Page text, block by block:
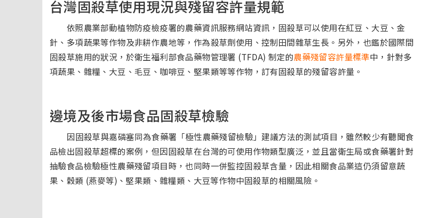
台灣固殺草使用現況與殘留容許量規範
依照農業部動植物防疫檢疫署的農藥資訊服務網站資訊，固殺草可以使用在紅豆、大豆、金
針、多項蔬果等作物及非耕作農地等，作為殺草劑使用、控制田間雜草生長。另外，也鑑於國際間
固殺草施用的狀況，於衛生福利部食品藥物管理署 (TFDA) 制定的農藥殘留容許量標準中，針對多
項蔬果、雜糧、大豆、毛豆、咖啡豆、堅果類等等作物，訂有固殺草的殘留容許量。
邊境及後市場食品固殺草檢驗
因固殺草與嘉磷塞同為食藥署「極性農藥殘留檢驗」建議方法的測試項目，雖然較少有聽聞食
品檢出固殺草超標的案例，但因固殺草在台灣的可使用作物類型廣泛，並且當衛生局或食藥署針對
抽驗食品檢驗極性農藥殘留項目時，也同時一併監控固殺草含量，因此相關食品業這仍須留意蔬
果、穀類 (燕麥等)、堅果類、雜糧類、大豆等作物中固殺草的相關風險。